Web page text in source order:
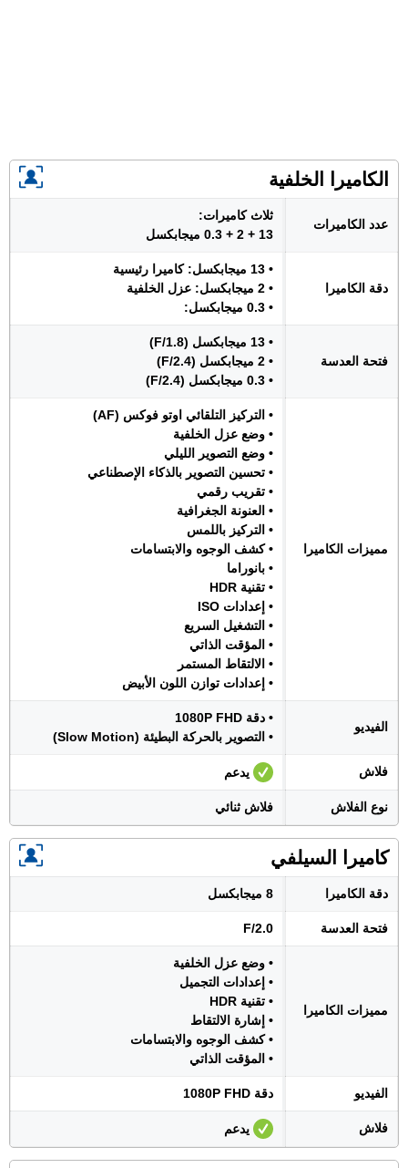
الكاميرا الخلفية
عدد الكاميرات
ثلاث كاميرات:
13 + 2 + 0.3 ميجابكسل
دقة الكاميرا
• 13 ميجابكسل: كاميرا رئيسية
• 2 ميجابكسل: عزل الخلفية
• 0.3 ميجابكسل:
فتحة العدسة
• 13 ميجابكسل (F/1.8)
• 2 ميجابكسل (F/2.4)
• 0.3 ميجابكسل (F/2.4)
مميزات الكاميرا
• التركيز التلقائي اوتو فوكس (AF)
• وضع عزل الخلفية
• وضع التصوير الليلي
• تحسين التصوير بالذكاء الإصطناعي
• تقريب رقمي
• العنونة الجغرافية
• التركيز باللمس
• كشف الوجوه والابتسامات
• بانوراما
• تقنية HDR
• إعدادات ISO
• التشغيل السريع
• المؤقت الذاتي
• الالتقاط المستمر
• إعدادات توازن اللون الأبيض
الفيديو
• دقة 1080P FHD
• التصوير بالحركة البطيئة (Slow Motion)
فلاش يدعم
نوع الفلاش فلاش ثنائي
كاميرا السيلفي
دقة الكاميرا 8 ميجابكسل
فتحة العدسة F/2.0
مميزات الكاميرا
• وضع عزل الخلفية
• إعدادات التجميل
• تقنية HDR
• إشارة الالتقاط
• كشف الوجوه والابتسامات
• المؤقت الذاتي
الفيديو دقة 1080P FHD
فلاش يدعم